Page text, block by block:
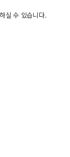
실 수 있습니다.